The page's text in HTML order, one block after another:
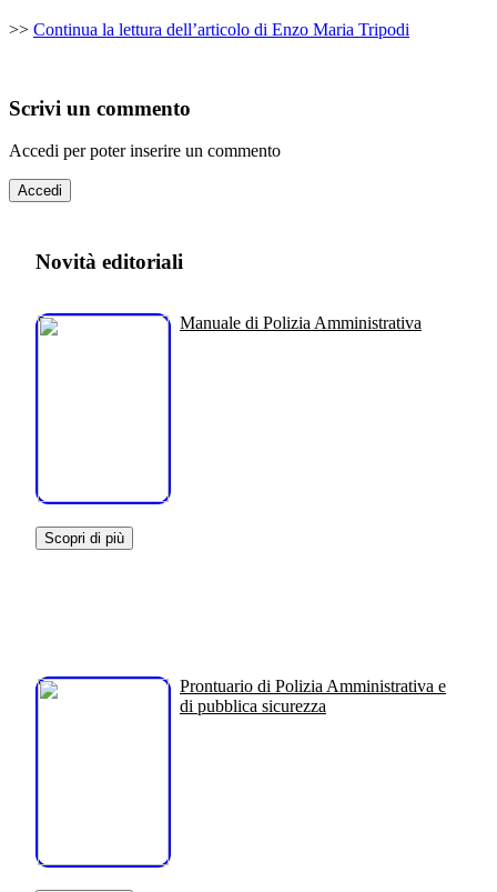
>> Continua la lettura dell’articolo di Enzo Maria Tripodi
Scrivi un commento
Accedi per poter inserire un commento
Accedi
Novità editoriali
Manuale di Polizia Amministrativa
Scopri di più
Prontuario di Polizia Amministrativa e
di pubblica sicurezza